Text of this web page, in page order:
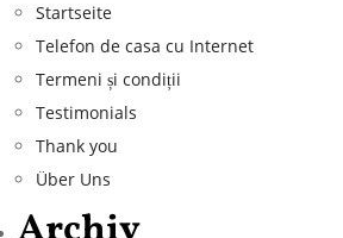
Startseite
Telefon de casa cu Internet
Termeni și condiții
Testimonials
Thank you
Über Uns